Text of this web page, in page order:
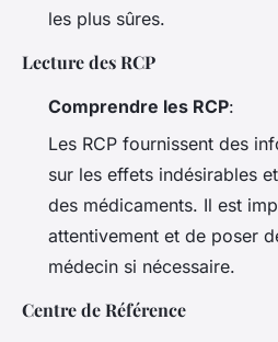
les plus sûres.
Lecture des RCP
Comprendre les RCP:
Les RCP fournissent des
sur les effets indésirables
des médicaments. Il est
attentivement et de poser
médecin si nécessaire.
Centre de Référence